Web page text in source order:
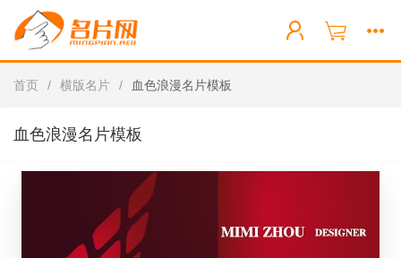
首页 / 横版名片 / 血色浪漫名片模板
血色浪漫名片模板